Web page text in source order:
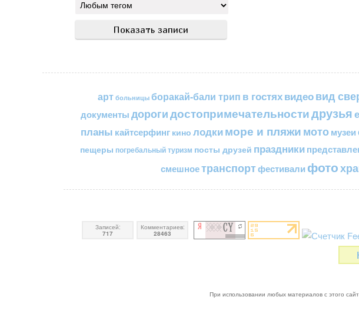
арт больницы боракай-бали трип в гостяхвидеовид
документыдорогидостопримечательностидрузья
планы кайтсерфинг кино лодкиморе и пляжимото музеи
пещеры погребальный туризм посты друзей праздники
смешноетранспортфестивали фото
Записей:
717
Комментариев:
28463
При использовании любых материалов с этого